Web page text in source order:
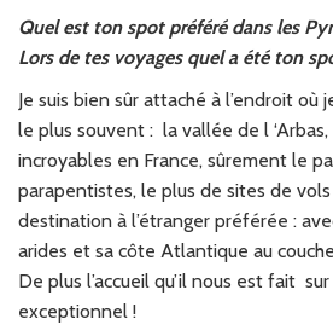
Quel est ton spot préféré dans les
Lors de tes voyages quel a été ton
Je suis bien sûr attaché à l’endroit où
le plus souvent : la vallée de l
incroyables en France, sûrement le
parapentistes, le plus de sites de
destination à l’étranger préférée :
arides et sa côte Atlantique au
De plus l’accueil qu’il nous est fait
exceptionnel !